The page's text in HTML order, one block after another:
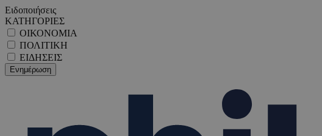
Ειδοποιήσεις
ΚΑΤΗΓΟΡΙΕΣ
ΟΙΚΟΝΟΜΙΑ
ΠΟΛΙΤΙΚΗ
ΕΙΔΗΣΕΙΣ